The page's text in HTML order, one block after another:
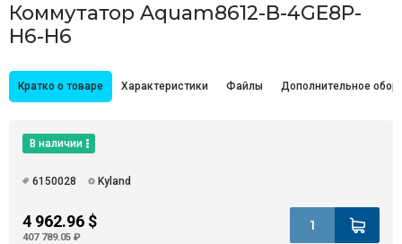
Коммутатор Aquam8612-B-4GE8P-
H6-H6
Кратко о товаре Характеристики Файлы Дополнительное
В наличии
6150028 Kyland
4 962.96 $
407 789.05 ₽